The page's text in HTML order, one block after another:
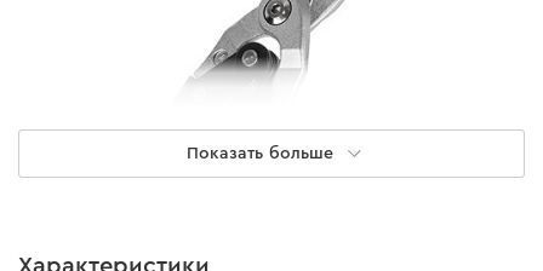
Показать больше
Характеристики